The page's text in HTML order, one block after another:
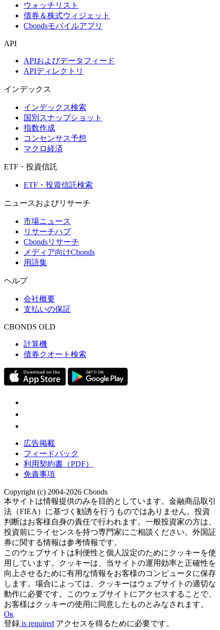
ウォッチリスト
債券＆株式ウィジェット
Cbondsモバイルアプリ
API
APIおよびデータフィード
APIディレクトリ
インデックス
インデックス検索
国別スナップショット
指数作成
コンセンサス予想
マクロ経済
ETF・投資信託
ETF・投資信託検索
ニュースおよびリサーチ
市場ニュース
リサーチハブ
Cbondsリサーチ
メディア向けCbonds
用語集
ヘルプ
会社概要
支払いの保証
CBONDS OLD
計算機
債券クオート検索
広告掲載
フィードバック
利用契約書（PDF）
免責事項
Copyright (c) 2004-2026 Cbonds
本サイトは情報提供のみを目的としています。金融商品取引
法（FIEA）に基づく勧誘を行うものではありません。投資
判断はお客様自身の責任で行われます。一般投資家の方は、
投資前にライセンスを持つ専門家にご相談ください。外国証
券に関する情報は参考情報です。
このウェブサイトは利便性と個人設定のためにクッキーを使
用しています。クッキーは、当サイトの運用効率と正確性を
向上させるために有用な情報をお客様のコンピュータに保存
します。場合によっては、クッキーはウェブサイトの適切な
動作に必要です。このウェブサイトにアクセスすることで、
お客様はクッキーの使用に同意したものとみなされます。
Ок
登録 is required アクセスを得るために必要です。